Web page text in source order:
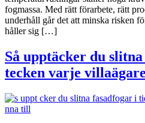
fogmassa. Med rätt förarbete, rätt
underhåll går det att minska risken
håller sig […]
Så upptäcker du
tecken varje